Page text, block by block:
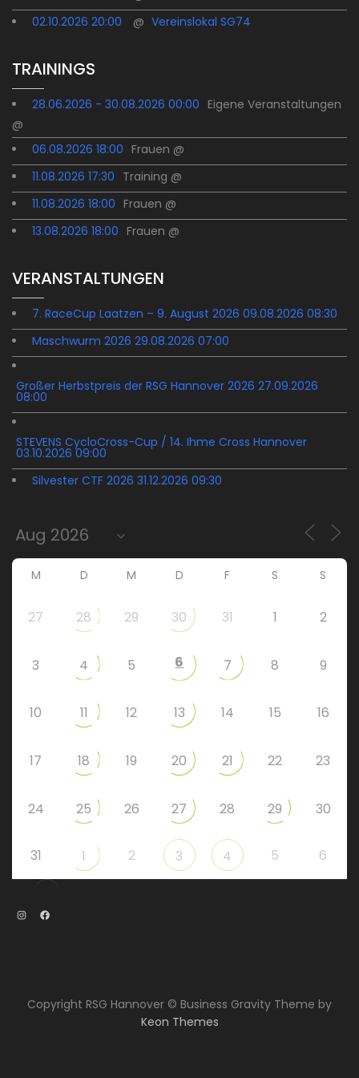
02.10.2026 20:00
@ Vereinslokal SG74
TRAININGS
28.06.2026 - 30.08.2026 00:00 Eigene Veranstaltungen
@
06.08.2026 18:00 Frauen @
11.08.2026 17:30 Training @
11.08.2026 18:00 Frauen @
13.08.2026 18:00 Frauen @
VERANSTALTUNGEN
7. RaceCup Laatzen – 9. August 2026 09.08.2026 08:30
Maschwurm 2026 29.08.2026 07:00
Großer Herbstpreis der RSG Hannover 2026 27.09.2026
08:00
STEVENS CycloCross-Cup / 14. Ihme Cross Hannover
03.10.2026 09:00
Silvester CTF 2026 31.12.2026 09:30
M D M D F S S
27 28 29 30 31 1 2
3 4 5 6 7 8 9
10 11 12 13 14 15 16
17 18 19 20 21 22 23
24 25 26 27 28 29 30
31 1 2 3 4 5 6
Copyright RSG Hannover © Business Gravity Theme by
Keon Themes